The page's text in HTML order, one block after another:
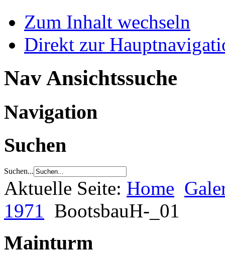
Zum Inhalt wechseln
Direkt zur
Nav Ansichtssuche
Navigation
Suchen
Suchen...
Aktuelle Seite: Home
1971 BootsbauH-_01
Mainturm